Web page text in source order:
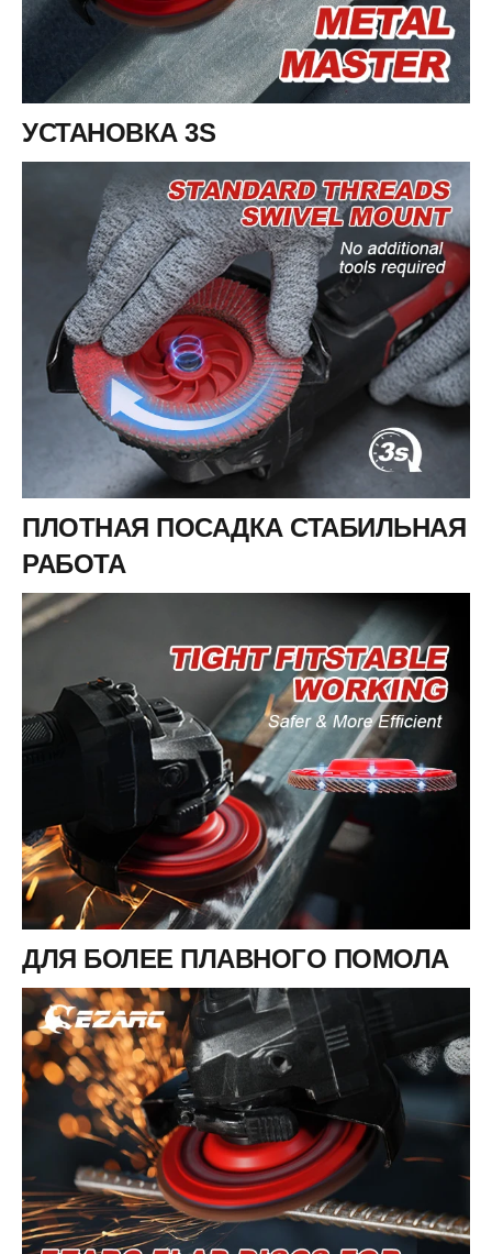
УСТАНОВКА 3S
ПЛОТНАЯ ПОСАДКА СТАБИЛЬНАЯ
РАБОТА
ДЛЯ БОЛЕЕ ПЛАВНОГО ПОМОЛА